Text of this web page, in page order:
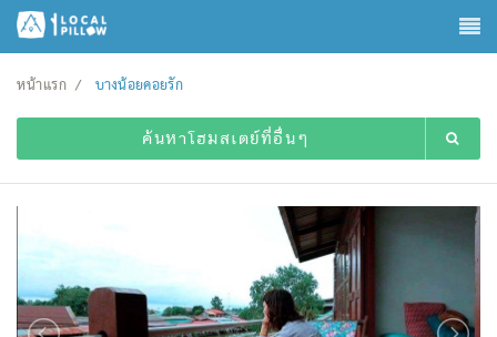
หน้าแรก บางน้อยคอยรัก
ค้นหาโฮมสเตย์ที่อื่นๆ